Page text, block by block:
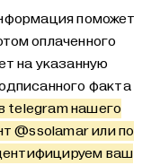
поможет
оплаченного
на указанную
факта
telegram нашего
@ssolamarили по
ваш